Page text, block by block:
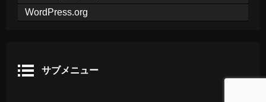
WordPress.org
サブメニュー